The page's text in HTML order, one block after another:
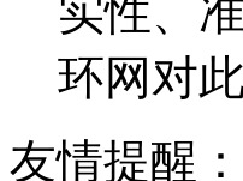
实性、
环网对
友情提醒：